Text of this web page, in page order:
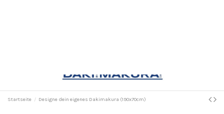
Startseite Designe dein eigenes Dakimakura (190x70cm)